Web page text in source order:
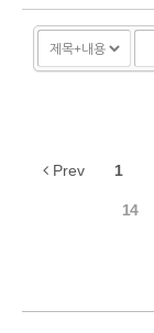
Prev 1
14